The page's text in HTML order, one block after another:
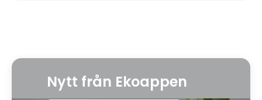
Nytt från Ekoappen